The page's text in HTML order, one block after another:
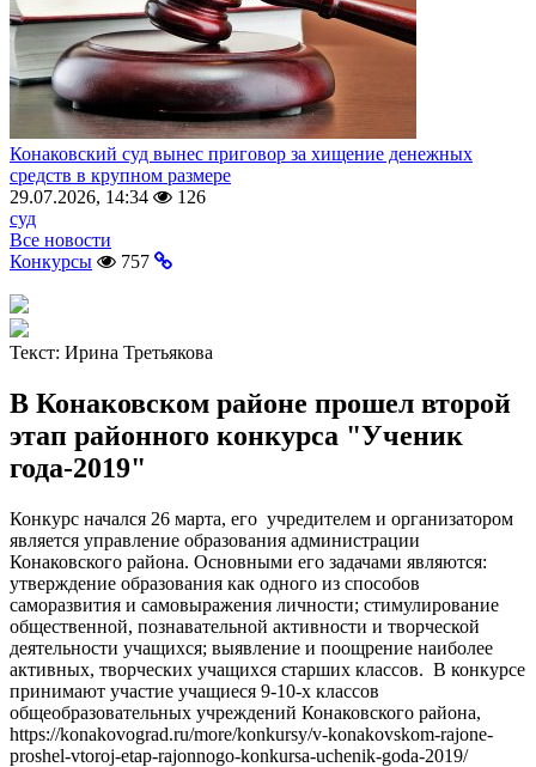
Конаковский суд вынес приговор за хищение денежных
средств в крупном размере
29.07.2026, 14:34
126
суд
Все новости
Конкурсы
757
Текст: Ирина Третьякова
В Конаковском районе прошел второй
этап районного конкурса "Ученик
года-2019"
Конкурс начался 26 марта, его учредителем и организатором
является управление образования администрации
Конаковского района. Основными его задачами являются:
утверждение образования как одного из способов
саморазвития и самовыражения личности; стимулирование
общественной, познавательной активности и творческой
деятельности учащихся; выявление и поощрение наиболее
активных, творческих учащихся старших классов. В конкурсе
принимают участие учащиеся 9-10-х классов
общеобразовательных учреждений Конаковского района,
https://konakovograd.ru/more/konkursy/v-konakovskom-rajone-
proshel-vtoroj-etap-rajonnogo-konkursa-uchenik-goda-2019/